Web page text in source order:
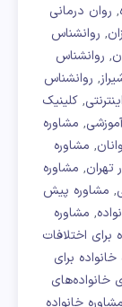
, روان درمانی
, روانشناس
, روانشناس
, روانشناس
,کلینیک
, مشاوره
, مشاوره
تهران, مشاوره
, مشاوره پیش
, مشاوره
برای اختلافات
برای
خانواده‌های
مشاوره خانواده